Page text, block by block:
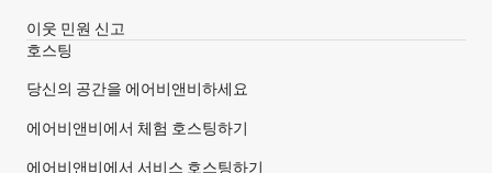
이웃 민원 신고
호스팅
당신의 공간을 에어비앤비하세요
에어비앤비에서 체험 호스팅하기
에어비앤비에서 서비스 호스팅하기